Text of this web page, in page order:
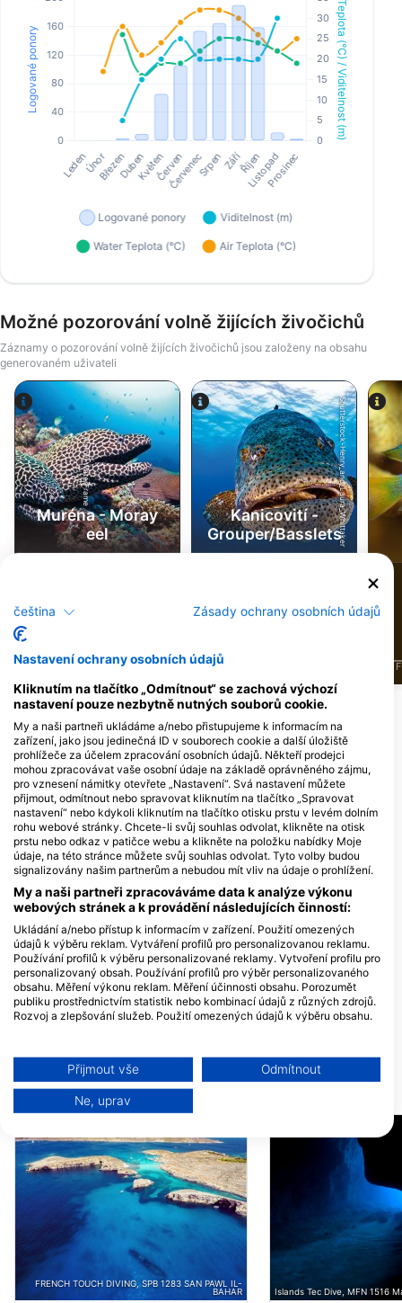
Možné pozorování volně žijících živočichů
Záznamy o pozorování volně žijících živočichů jsou založeny na obsahu
generovaném uživateli
Alamy-WaterFrame
Muréna - Moray
eel
J F M A M J J A S O N D
Shutterstock-Henry_and_Laura_Whittaker
Kanicovití -
Grouper/Basslets
J F F
Potápěčská centra obsluhující tuto
potápěčskou lokalitu
Bubbles Dive Centre
Bubbles in Gozo Limited, 17 Triq Il-
Forn, MFN 1303 Marsalforn, Gozo,
Malta
DIVE VISION MALTA LTD
RIVIERA SPA HOTEL, MLH 9069 l/o
Mellieha, Malta
Dive Systems
Tower Point - Exiles,
SLM1601 Sliema, Malta
AQUATICA DIVING CENTRE
MOSTA ROAD, SPB 3418
ST PAUL’S BAY, Malta
Scuba Dive Malta
Triq Il-Qarnit, MLH 4231
DUNE MALTA
Limiti Ta’ Ghadira,
5940 Mellieha,
RITUAL DIVE
Block Hotel /
Aparthotel,
Xlendi / Gozo, Malta
Sliema Aquatic
DIVE LOKALITY V OKOLÍ
FRENCH TOUCH DIVING, SPB 1283 SAN PAWL IL-
BAHAR
Islands Tec Dive, MFN 1516
čeština Zásady ochrany osobních údajů
Nastavení ochrany osobních údajů
Kliknutím na tlačítko „Odmítnout“ se zachová výchozí
nastavení pouze nezbytně nutných souborů cookie.
My a naši partneři ukládáme a/nebo přistupujeme k informacím na
zařízení, jako jsou jedinečná ID v souborech cookie a další úložiště
prohlížeče za účelem zpracování osobních údajů. Někteří prodejci
mohou zpracovávat vaše osobní údaje na základě oprávněného zájmu,
pro vznesení námitky otevřete „Nastavení“. Svá nastavení můžete
přijmout, odmítnout nebo spravovat kliknutím na tlačítko „Spravovat
nastavení“ nebo kdykoli kliknutím na tlačítko otisku prstu v levém dolním
rohu webové stránky. Chcete-li svůj souhlas odvolat, klikněte na otisk
prstu nebo odkaz v patičce webu a klikněte na položku nabídky Moje
údaje, na této stránce můžete svůj souhlas odvolat. Tyto volby budou
signalizovány našim partnerům a nebudou mít vliv na údaje o prohlížení.
My a naši partneři zpracováváme data k analýze výkonu
webových stránek a k provádění následujících činností:
Ukládání a/nebo přístup k informacím v zařízení. Použití omezených
údajů k výběru reklam. Vytváření profilů pro personalizovanou reklamu.
Používání profilů k výběru personalizované reklamy. Vytvoření profilu pro
personalizovaný obsah. Používání profilů pro výběr personalizovaného
obsahu. Měření výkonu reklam. Měření účinnosti obsahu. Porozumět
publiku prostřednictvím statistik nebo kombinací údajů z různých zdrojů.
Rozvoj a zlepšování služeb. Použití omezených údajů k výběru obsahu.
Data mohou být sdílena mimo Evropskou unii a odesílána do USA.
Váš souhlas a zásady používání cookie se vztahují pouze na tento
web/aplikaci.
Vaše údaje používáme pro následující účely:
Účely zpracování IAB:
Ukládání a/nebo přístup k informacím v
zařízení
Použití omezených údajů k výběru reklam
Vytváření profilů pro personalizovanou
reklamu
Přijmout vše Odmítnout
Ne, uprav